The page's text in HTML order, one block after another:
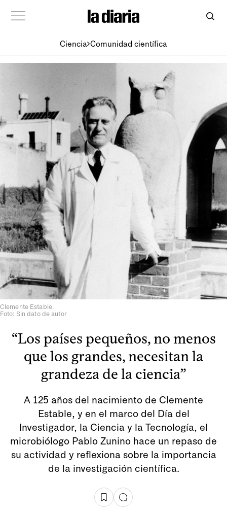
Ciencia Comunidad científica
Clemente Estable.
Foto: Sin dato de autor
“Los países pequeños, no menos
que los grandes, necesitan la
grandeza de la ciencia”
A 125 años del nacimiento de Clemente
Estable, y en el marco del Día del
Investigador, la Ciencia y la Tecnología, el
microbiólogo Pablo Zunino hace un repaso de
su actividad y reflexiona sobre la importancia
de la investigación científica.